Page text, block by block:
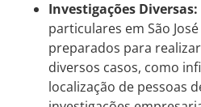
Investigações Diversas:
particulares em São
preparados para
diversos casos, como
localização de pessoas